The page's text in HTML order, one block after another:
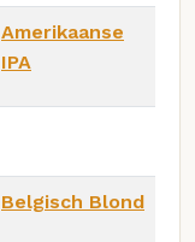
Amerikaanse
IPA
Belgisch Blond